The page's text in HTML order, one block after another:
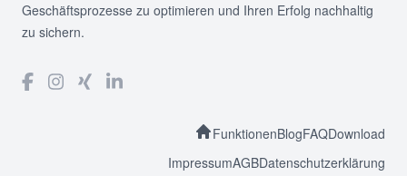
Geschäftsprozesse zu optimieren und Ihren Erfolg nachhaltig
zu sichern.
FunktionenBlogFAQDownload
ImpressumAGBDatenschutzerklärung